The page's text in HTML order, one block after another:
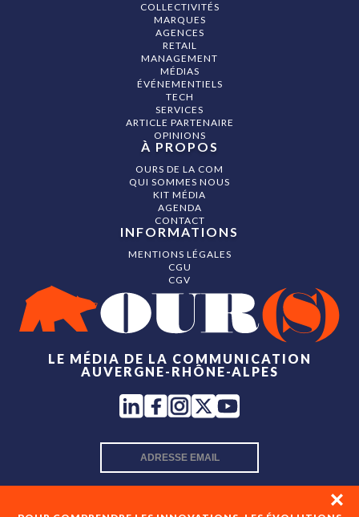
LE MÉDIA DE LA COMMUNICATION
AUVERGNE-RHÔNE-ALPES
COLLECTIVITÉS
MARQUES
AGENCES
RETAIL
MANAGEMENT
MÉDIAS
ÉVÉNEMENTIELS
TECH
SERVICES
ARTICLE PARTENAIRE
OPINIONS
À PROPOS
OURS DE LA COM
QUI SOMMES NOUS
KIT MÉDIA
AGENDA
CONTACT
INFORMATIONS
MENTIONS LÉGALES
CGU
CGV